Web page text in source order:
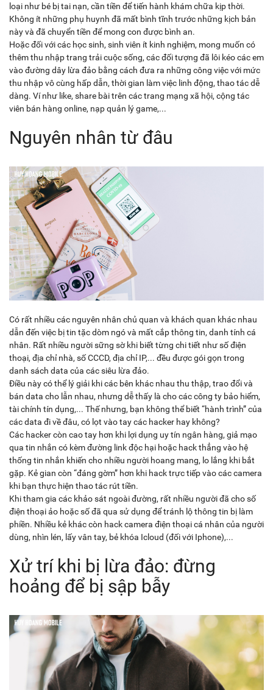
loại như bé bị tai nạn, cần tiền để tiến hành khám chữa kịp thời.
Không ít những phụ huynh đã mất bình tĩnh trước những kịch bản
này và đã chuyển tiền để mong con được bình an.
Hoặc đối với các học sinh, sinh viên ít kinh nghiệm, mong muốn có
thêm thu nhập trang trải cuộc sống, các đối tượng đã lôi kéo các em
vào đường dây lừa đảo bằng cách đưa ra những công việc với mức
thu nhập vô cùng hấp dẫn, thời gian làm việc linh động, thao tác dễ
dàng. Ví như like, share bài trên các trang mạng xã hội, cộng tác
viên bán hàng online, nạp quản lý game,...
Nguyên nhân từ đâu
Có rất nhiều các nguyên nhân chủ quan và khách quan khác nhau
dẫn đến việc bị tin tặc dòm ngó và mất cắp thông tin, danh tính cá
nhân. Rất nhiều người sững sờ khi biết từng chi tiết như số điện
thoại, địa chỉ nhà, số CCCD, địa chỉ IP,... đều được gói gọn trong
danh sách data của các siêu lừa đảo.
Điều này có thể lý giải khi các bên khác nhau thu thập, trao đổi và
bán data cho lẫn nhau, nhưng dễ thấy là cho các công ty bảo hiểm,
tài chính tín dụng,... Thế nhưng, bạn không thể biết “hành trình” của
các data đi về đâu, có lọt vào tay các hacker hay không?
Các hacker còn cao tay hơn khi lợi dụng uy tín ngân hàng, giả mạo
qua tin nhắn có kèm đường link độc hại hoặc hack thẳng vào hệ
thống tin nhắn khiến cho nhiều người hoang mang, lo lắng khi bắt
gặp. Kẻ gian còn “đáng gờm” hơn khi hack trực tiếp vào các camera
khi bạn thực hiện thao tác rút tiền.
Khi tham gia các khảo sát ngoài đường, rất nhiều người đã cho số
điện thoại ảo hoặc số đã qua sử dụng để tránh lộ thông tin bị làm
phiền. Nhiều kẻ khác còn hack camera điện thoại cá nhân của người
dùng, nhìn lén, lấy vân tay, bẻ khóa Icloud (đối với Iphone),...
Xử trí khi bị lừa đảo: đừng
hoảng để bị sập bẫy